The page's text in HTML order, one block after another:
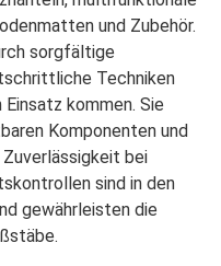
und Zubehör.
sorgfältige
Techniken
kommen. Sie
Komponenten und
bei
sind in den
gewährleisten die